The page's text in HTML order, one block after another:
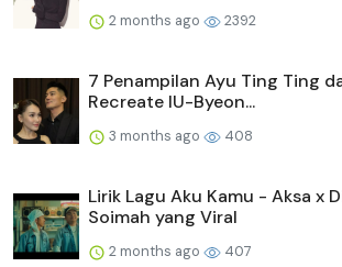
2 months ago 2392
7 Penampilan Ayu Ting Ting
Recreate IU-Byeon...
3 months ago 408
Lirik Lagu Aku Kamu - Aksa x
Soimah yang Viral
2 months ago 407